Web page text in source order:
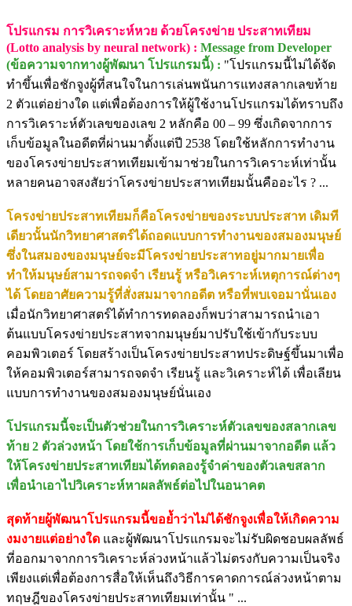
โปรแกรม การวิเคราะห์หวย ด้วยโครงข่าย ประสาทเทียม
(Lotto analysis by neural network) : Message from Developer
(ข้อความจากทางผู้พัฒนา โปรแกรมนี้) : "โปรแกรมนี้ไม่ได้จัด
ทำขึ้นเพื่อชักจูงผู้ที่สนใจในการเล่นพนันการแทงสลากเลขท้าย
2 ตัวแต่อย่างใด แต่เพื่อต้องการให้ผู้ใช้งานโปรแกรมได้ทราบถึง
การวิเคราะห์ตัวเลขของเลข 2 หลักคือ 00 – 99 ซึ่งเกิดจากการ
เก็บข้อมูลในอดีตที่ผ่านมาตั้งแต่ปี 2538 โดยใช้หลักการทำงาน
ของโครงข่ายประสาทเทียมเข้ามาช่วยในการวิเคราะห์เท่านั้น
หลายคนอาจสงสัยว่าโครงข่ายประสาทเทียมนั้นคืออะไร ? ...
โครงข่ายประสาทเทียมก็คือโครงข่ายของระบบประสาท เดิมที
เดียวนั้นนักวิทยาศาสตร์ได้ถอดแบบการทำงานของสมองมนุษย์
ซึ่งในสมองของมนุษย์จะมีโครงข่ายประสาทอยู่มากมายเพื่อ
ทำให้มนุษย์สามารถจดจำ เรียนรู้ หรือวิเคราะห์เหตุการณ์ต่างๆ
ได้ โดยอาศัยความรู้ที่สั่งสมมาจากอดีต หรือที่พบเจอมานั่นเอง
เมื่อนักวิทยาศาสตร์ได้ทำการทดลองก็พบว่าสามารถนำเอา
ต้นแบบโครงข่ายประสาทจากมนุษย์มาปรับใช้เข้ากับระบบ
คอมพิวเตอร์ โดยสร้างเป็นโครงข่ายประสาทประดิษฐ์ขึ้นมาเพื่อ
ให้คอมพิวเตอร์สามารถจดจำ เรียนรู้ และวิเคราะห์ได้ เพื่อเลียน
แบบการทำงานของสมองมนุษย์นั่นเอง
โปรแกรมนี้จะเป็นตัวช่วยในการวิเคราะห์ตัวเลขของสลากเลข
ท้าย 2 ตัวล่วงหน้า โดยใช้การเก็บข้อมูลที่ผ่านมาจากอดีต แล้ว
ให้โครงข่ายประสาทเทียมได้ทดลองรู้จำค่าของตัวเลขสลาก
เพื่อนำเอาไปวิเคราะห์หาผลลัพธ์ต่อไปในอนาคต
สุดท้ายผู้พัฒนาโปรแกรมนี้ขอย้ำว่าไม่ได้ชักจูงเพื่อให้เกิดความ
งมงายแต่อย่างใด และผู้พัฒนาโปรแกรมจะไม่รับผิดชอบผลลัพธ์
ที่ออกมาจากการวิเคราะห์ล่วงหน้าแล้วไม่ตรงกับความเป็นจริง
เพียงแต่เพื่อต้องการสื่อให้เห็นถึงวิธีการคาดการณ์ล่วงหน้าตาม
ทฤษฎีของโครงข่ายประสาทเทียมเท่านั้น " ...